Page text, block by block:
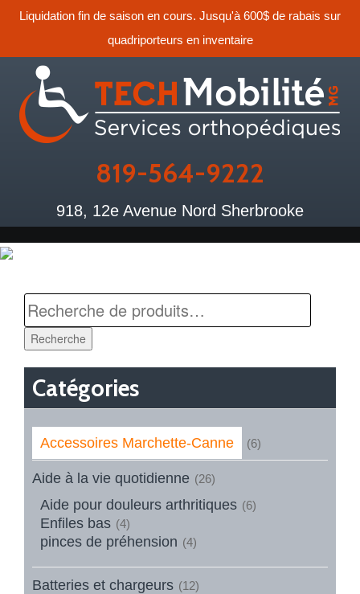
Liquidation fin de saison en cours. Jusqu'à 600$ de rabais sur
quadriporteurs en inventaire
819-564-9222
918, 12e Avenue Nord Sherbrooke
Recherche
Catégories
Accessoires Marchette-Canne (6)
Aide à la vie quotidienne (26)
Aide pour douleurs arthritiques (6)
Enfiles bas (4)
pinces de préhension (4)
Batteries et chargeurs (12)